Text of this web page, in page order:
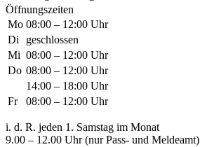
Öffnungszeiten
Mo 08:00 – 12:00 Uhr
Di
geschlossen
Mi 08:00 – 12:00 Uhr
Do 08:00 – 12:00 Uhr
14:00 – 18:00 Uhr
Fr
08:00 – 12:00 Uhr
i. d. R. jeden 1. Samstag im Monat
9.00 – 12.00 Uhr (nur Pass- und Meldeamt)